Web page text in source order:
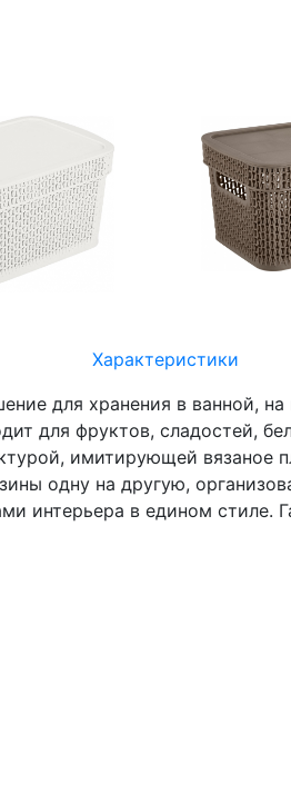
Характеристики
для хранения в ванной, на
для фруктов, сладостей,
имитирующей вязаное
одну на другую,
интерьера в едином стиле.